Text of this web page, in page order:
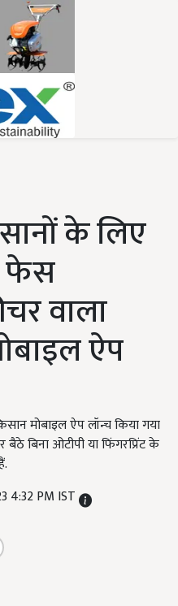
के लिए
फेस
वाला
ऐप
मोबाइल ऐप लॉन्च किया गया
बिना ओटीपी या फिंगरप्रिंट के
4:32 PM IST